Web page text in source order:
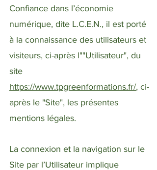
Confiance dans l’économie
numérique, dite L.C.E.N., il est porté
à la connaissance des utilisateurs et
visiteurs, ci-après l""Utilisateur", du
site
https://www.tpgreenformations.fr/, ci-
après le "Site", les présentes
mentions légales.
La connexion et la navigation sur le
Site par l’Utilisateur implique